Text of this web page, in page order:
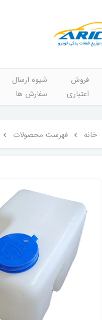
فروش
اعتباری
شیوه ارسال
سفارش ها
خانه فهرست محصولات